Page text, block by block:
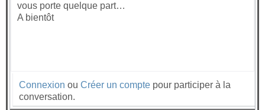
vous porte quelque part…
A bientôt
Connexion ou Créer un compte pour participer à la
conversation.